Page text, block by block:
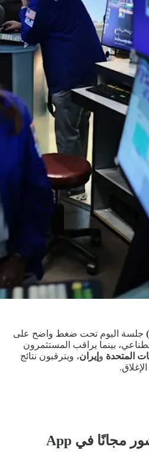
جلسة اليوم تحت ضغط واضح على
بينما يراقب المستثمرون
المتحدة و إيران، ويترقبون نتائج
تابع قراءة هذا المنشور مجانًا في App